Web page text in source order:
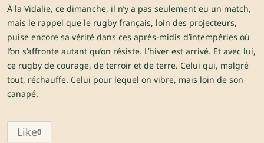
À la Vidalie, ce dimanche, il n’y a pas seulement eu un match,
mais le rappel que le rugby français, loin des projecteurs,
puise encore sa vérité dans ces après-midis d’intempéries où
l’on s’affronte autant qu’on résiste. L’hiver est arrivé. Et avec lui,
ce rugby de courage, de terroir et de terre. Celui qui, malgré
tout, réchauffe. Celui pour lequel on vibre, mais loin de son
canapé.
Like0